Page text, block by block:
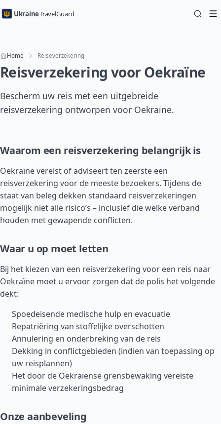
UkraineTravelGuard
Home Reiseverzekering
Reisverzekering voor Oekraïne
Bescherm uw reis met een uitgebreide
reisverzekering ontworpen voor Oekraïne.
Waarom een reisverzekering belangrijk is
Oekraïne vereist of adviseert ten zeerste een
reisverzekering voor de meeste bezoekers. Tijdens de
staat van beleg dekken standaard reisverzekeringen
mogelijk niet alle risico’s – inclusief die welke verband
houden met gewapende conflicten.
Waar u op moet letten
Bij het kiezen van een reisverzekering voor een reis naar
Oekraïne moet u ervoor zorgen dat de polis het volgende
dekt:
Spoedeisende medische hulp en evacuatie
Repatriëring van stoffelijke overschotten
Annulering en onderbreking van de reis
Dekking in conflictgebieden (indien van toepassing op
uw reisplannen)
Het door de Oekraïense grensbewaking vereiste
minimale verzekeringsbedrag
Onze aanbeveling